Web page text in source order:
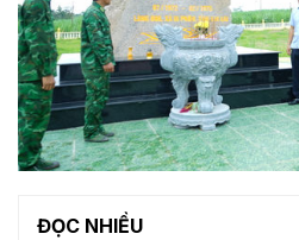
ĐỌC NHIỀU